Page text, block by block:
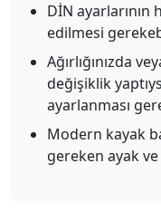
DİN
edilmesi
Ağırlığınızda
değişiklik
ayarlanması
Modern kayak
gereken ayak